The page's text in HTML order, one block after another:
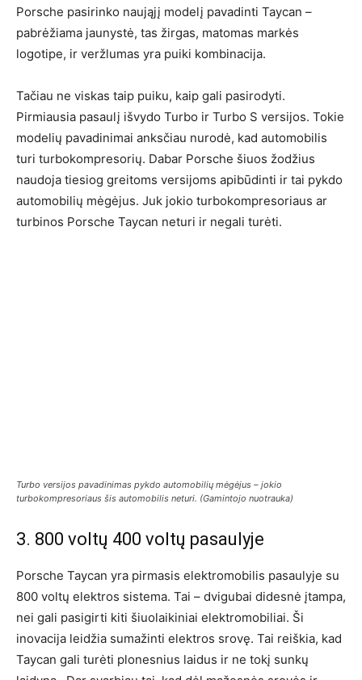
Porsche pasirinko naująjį modelį pavadinti Taycan –
pabrėžiama jaunystė, tas žirgas, matomas markės
logotipe, ir veržlumas yra puiki kombinacija.
Tačiau ne viskas taip puiku, kaip gali pasirodyti.
Pirmiausia pasaulį išvydo Turbo ir Turbo S versijos. Tokie
modelių pavadinimai anksčiau nurodė, kad automobilis
turi turbokompresorių. Dabar Porsche šiuos žodžius
naudoja tiesiog greitoms versijoms apibūdinti ir tai pykdo
automobilių mėgėjus. Juk jokio turbokompresoriaus ar
turbinos Porsche Taycan neturi ir negali turėti.
Turbo versijos pavadinimas pykdo automobilių mėgėjus – jokio
turbokompresoriaus šis automobilis neturi. (Gamintojo nuotrauka)
3. 800 voltų 400 voltų pasaulyje
Porsche Taycan yra pirmasis elektromobilis pasaulyje su
800 voltų elektros sistema. Tai – dvigubai didesnė įtampa,
nei gali pasigirti kiti šiuolaikiniai elektromobiliai. Ši
inovacija leidžia sumažinti elektros srovę. Tai reiškia, kad
Taycan gali turėti plonesnius laidus ir ne tokį sunkų